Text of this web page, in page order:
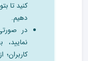
کنید تا
دهیم.
در
نمایید،